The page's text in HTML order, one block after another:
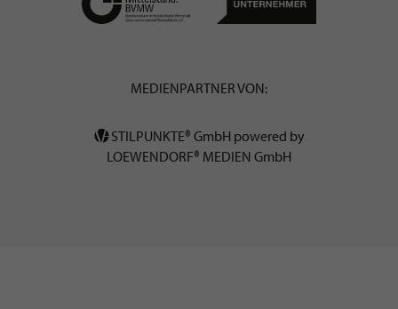
MEDIENPARTNER VON:
STILPUNKTE® GmbH powered by
LOEWENDORF® MEDIEN GmbH